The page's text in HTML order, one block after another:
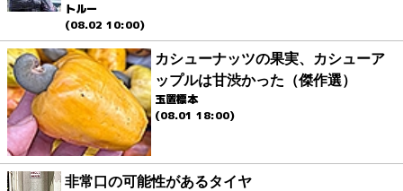
トルー
(08.02 10:00)
カシューナッツの果実、カシューア
ップルは甘渋かった（傑作選）
玉置標本
(08.01 18:00)
非常口の可能性があるタイヤ